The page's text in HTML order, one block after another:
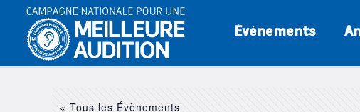
Événements
« Tous les Évènements